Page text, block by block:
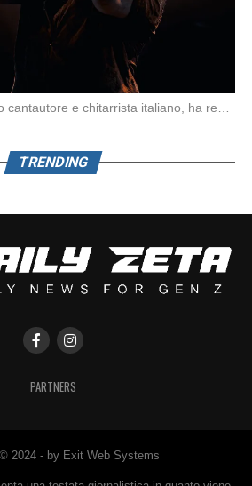
TRENDING
PARTNERS
2024 - by Exit Web Systems